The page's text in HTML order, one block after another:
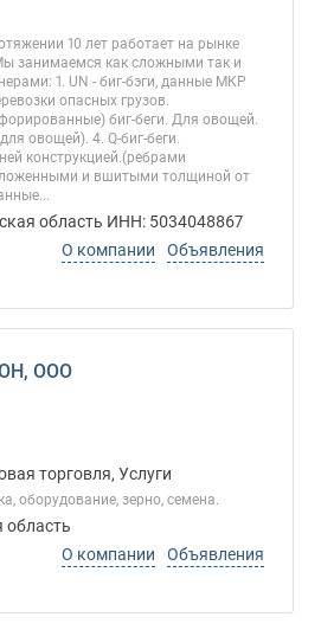
10 лет работает на рынке
занимаемся как сложными так и
1. UN - биг-бэги, данные МКР
опасных грузов.
биг-беги. Для овощей.
овощей). 4. Q-биг-беги.
конструкцией.(ребрами
и вшитыми толщиной от
область ИНН: 5034048867
О компании
Объявления
ООО
торговля, Услуги
оборудование, зерно, семена.
область
О компании
Объявления